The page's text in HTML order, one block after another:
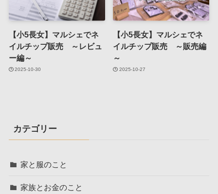
【小5長女】マルシェでネ
イルチップ販売 ～レビュ
ー編～
2025-10-30
【小5長女】マルシェでネ
イルチップ販売 ～販売編
～
2025-10-27
カテゴリー
家と服のこと
家族とお金のこと